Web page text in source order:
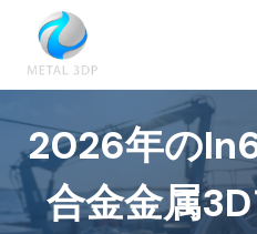
ス
キ
プ
2026年の
合金金属